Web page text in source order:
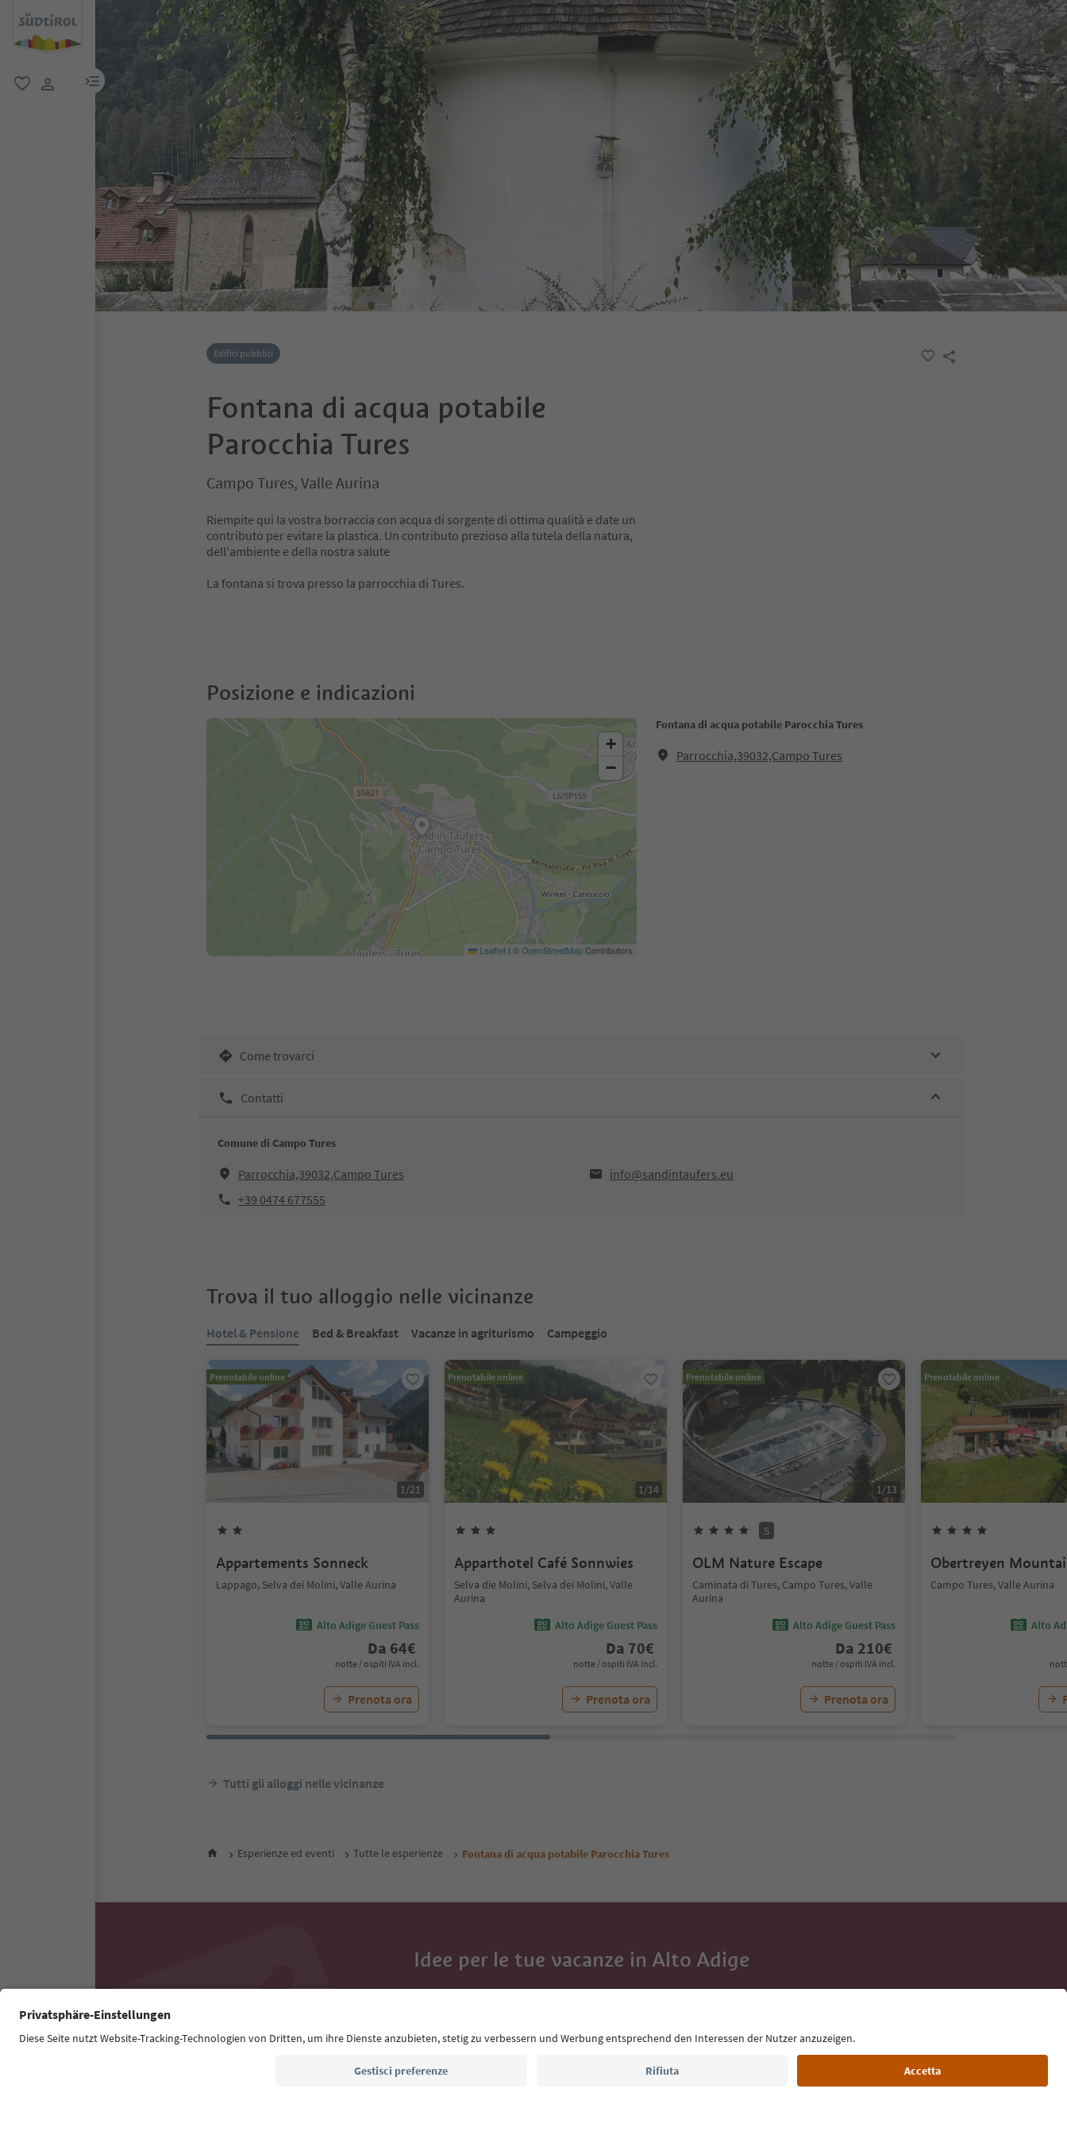
menu link
Edifici pubblici
Fontana di acqua potabile
Parocchia Tures
Campo Tures, Valle Aurina
Riempite qui la vostra borraccia con acqua di sorgente di ottima qualità e date un
contributo per evitare la plastica. Un contributo prezioso alla tutela della natura,
dell'ambiente e della nostra salute
La fontana si trova presso la parrocchia di Tures.
Posizione e indicazioni
Fontana di acqua potabile Parocchia Tures
Parrocchia,39032,Campo Tures
+
−
Leaflet | ©OpenStreetMapContributors
Come trovarci
Contatti
Comune di Campo Tures
Parrocchia,39032,Campo Tures
info@sandintaufers.eu
+39 0474 677555
Trova il tuo alloggio nelle vicinanze
Hotel & Pensione Bed & Breakfast Vacanze in agriturismo Campeggio
Prenotabile online
1/21
Appartements Sonneck
Lappago, Selva dei Molini, Valle Aurina
Alto Adige Guest Pass
Da 64€
notte / ospiti IVA incl.
Prenota ora
Prenotabile online
1/14
Apparthotel Café Sonnwies
Selva die Molini, Selva dei Molini, Valle
Aurina
Alto Adige Guest Pass
Da 70€
notte / ospiti IVA incl.
Prenota ora
Prenotabile online
1/13
S
OLM Nature Escape
Caminata di Tures, Campo Tures, Valle
Aurina
Alto Adige Guest Pass
Da 210€
notte / ospiti IVA incl.
Prenota ora
Prenotabile online
Obertreyen
Campo Tures, Valle Aurina
Alto
Tutti gli alloggi nelle vicinanze
Esperienze ed eventi Tutte le esperienze Fontana di acqua potabile Parocchia Tures
Idee per le tue vacanze in Alto Adige
Con la newsletter dell’Alto Adige ricevi consigli per le tue vacanze,
Indirizzo e-mail*